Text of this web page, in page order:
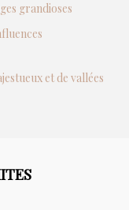
grandioses
et de vallées